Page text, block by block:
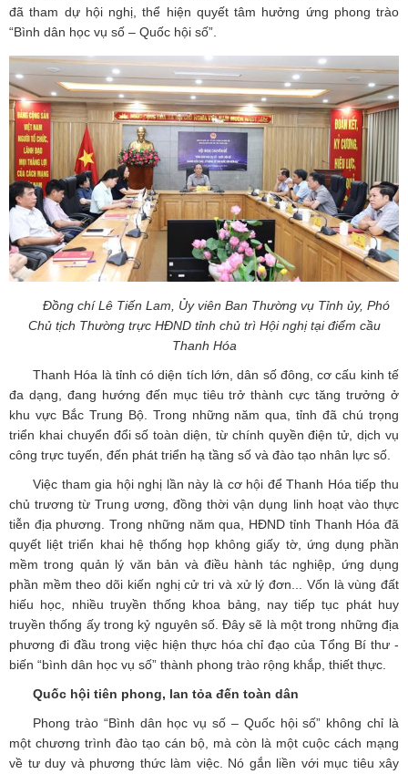
đã tham dự hội nghị, thể hiện quyết tâm hưởng ứng phong trào
“Bình dân học vụ số – Quốc hội số”.
Đồng chí Lê Tiến Lam, Ủy viên Ban Thường vụ Tỉnh ủy, Phó
Chủ tịch Thường trực HĐND tỉnh chủ trì Hội nghị tại điểm cầu
Thanh Hóa
Thanh Hóa là tỉnh có diện tích lớn, dân số đông, cơ cấu kinh tế
đa dạng, đang hướng đến mục tiêu trở thành cực tăng trưởng ở
khu vực Bắc Trung Bộ. Trong những năm qua, tỉnh đã chú trọng
triển khai chuyển đổi số toàn diện, từ chính quyền điện tử, dịch vụ
công trực tuyến, đến phát triển hạ tầng số và đào tạo nhân lực số.
Việc tham gia hội nghị lần này là cơ hội để Thanh Hóa tiếp thu
chủ trương từ Trung ương, đồng thời vận dụng linh hoạt vào thực
tiễn địa phương. Trong những năm qua, HĐND tỉnh Thanh Hóa đã
quyết liệt triển khai hệ thống họp không giấy tờ, ứng dụng phần
mềm trong quản lý văn bản và điều hành tác nghiệp, ứng dụng
phần mềm theo dõi kiến nghị cử tri và xử lý đơn... Vốn là vùng đất
hiếu học, nhiều truyền thống khoa bảng, nay tiếp tục phát huy
truyền thống ấy trong kỷ nguyên số. Đây sẽ là một trong những địa
phương đi đầu trong việc hiện thực hóa chỉ đạo của Tổng Bí thư -
biến “bình dân học vụ số” thành phong trào rộng khắp, thiết thực.
Quốc hội tiên phong, lan tỏa đến toàn dân
Phong trào “Bình dân học vụ số – Quốc hội số” không chỉ là
một chương trình đào tạo cán bộ, mà còn là một cuộc cách mạng
về tư duy và phương thức làm việc. Nó gắn liền với mục tiêu xây